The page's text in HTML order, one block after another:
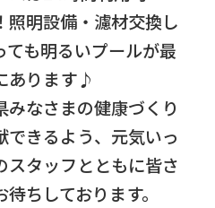
照明設備・濾材交換し
ても明るいプールが最
あります♪
みなさまの健康づくり
できるよう、元気いっ
スタッフとともに皆さ
待ちしております。
website
is
automatically
translated
into
English.
Click